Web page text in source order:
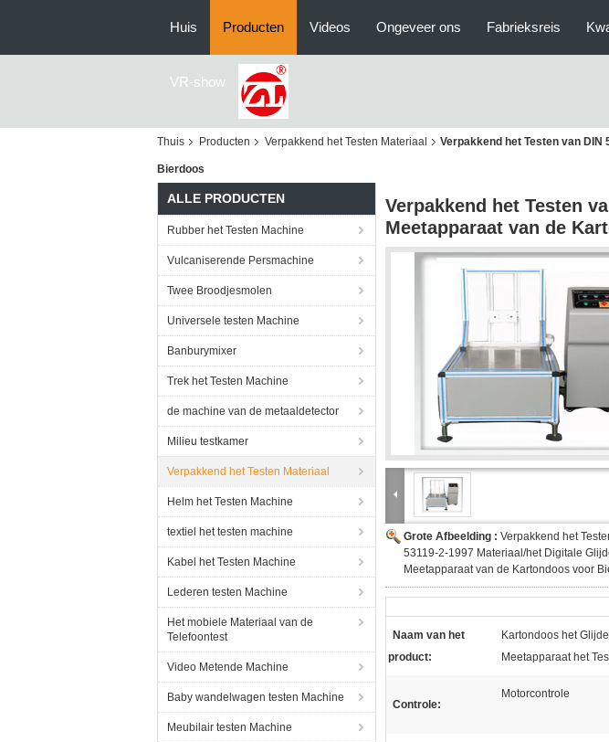
Huis Producten Videos Ongeveer ons Fabrieksreis
VR-show
Thuis Producten Verpakkend het Testen Materiaal Verpakkend het Testen van
Bierdoos
ALLE PRODUCTEN
Rubber het Testen Machine
Vulcaniserende Persmachine
Twee Broodjesmolen
Universele testen Machine
Banburymixer
Trek het Testen Machine
de machine van de metaaldetector
Milieu testkamer
Verpakkend het Testen Materiaal
Helm het Testen Machine
textiel het testen machine
Kabel het Testen Machine
Lederen testen Machine
Het mobiele Materiaal van de
Telefoontest
Video Metende Machine
Baby wandelwagen testen Machine
Meubilair testen Machine
Verpakkend het Testen
Meetapparaat van de
Grote Afbeelding : Verpakkend het
53119-2-1997 Materiaal/het Digitale
Meetapparaat van de Kartondoos voor
Naam van het
product:
Kartondoos het
Meetapparaat het
Controle:
Motorcontrole